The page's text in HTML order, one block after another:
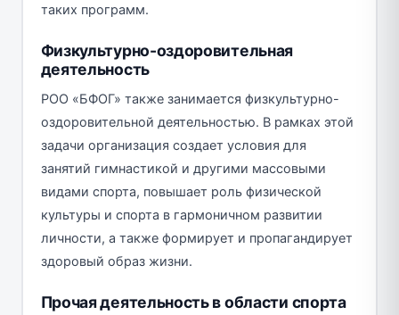
таких программ.
Физкультурно-оздоровительная
деятельность
РОО «БФОГ» также занимается физкультурно-
оздоровительной деятельностью. В рамках этой
задачи организация создает условия для
занятий гимнастикой и другими массовыми
видами спорта, повышает роль физической
культуры и спорта в гармоничном развитии
личности, а также формирует и пропагандирует
здоровый образ жизни.
Прочая деятельность в области спорта